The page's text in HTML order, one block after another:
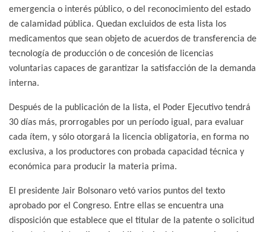
emergencia o interés público, o del reconocimiento del estado
de calamidad pública. Quedan excluidos de esta lista los
medicamentos que sean objeto de acuerdos de transferencia de
tecnología de producción o de concesión de licencias
voluntarias capaces de garantizar la satisfacción de la demanda
interna.
Después de la publicación de la lista, el Poder Ejecutivo tendrá
30 días más, prorrogables por un período igual, para evaluar
cada ítem, y sólo otorgará la licencia obligatoria, en forma no
exclusiva, a los productores con probada capacidad técnica y
económica para producir la materia prima.
El presidente Jair Bolsonaro vetó varios puntos del texto
aprobado por el Congreso. Entre ellas se encuentra una
disposición que establece que el titular de la patente o solicitud